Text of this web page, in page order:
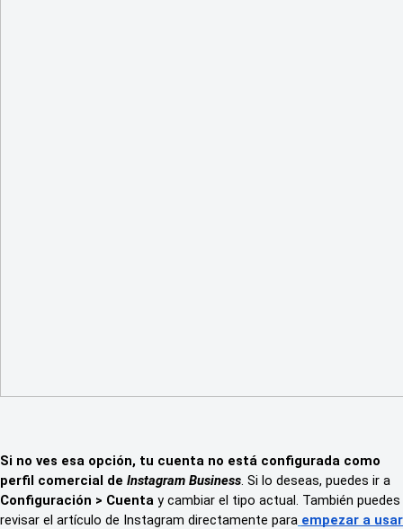
Si no ves esa opción, tu cuenta no está configurada como
perfil comercial de Instagram Business. Si lo deseas, puedes ir a
Configuración > Cuenta y cambiar el tipo actual. También puedes
revisar el artículo de Instagram directamente para empezar a usar